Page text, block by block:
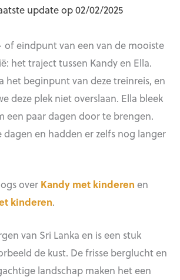
update op 02/02/2025
of eindpunt van een van de mooiste
het traject tussen Kandy en Ella.
het beginpunt van deze treinreis, en
deze plek niet overslaan. Ella bleek
een paar dagen door te brengen.
dagen en hadden er zelfs nog langer
over Kandy met kinderen en
kinderen.
van Sri Lanka en is een stuk
de kust. De frisse berglucht en
landschap maken het een